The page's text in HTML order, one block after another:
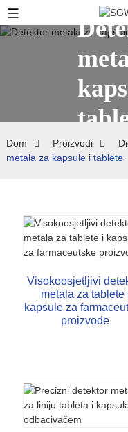
Dom Proizvodi
metala za kapsule i tablete
Visokoosjetljivi
metala za tablete
kapsule za
proizvode